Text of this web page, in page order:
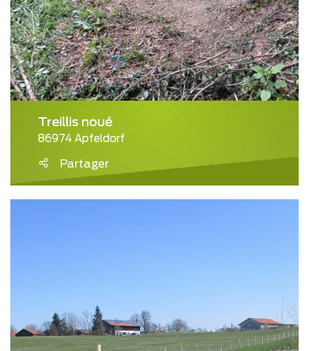
Treillis noué
86974 Apfeldorf
Partager